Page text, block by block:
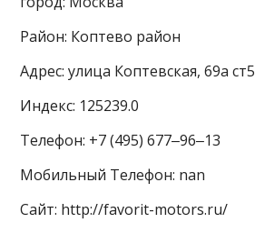
Район: Коптево район
Адрес: улица Коптевская, 69а ст5
Индекс: 125239.0
Телефон: +7 (495) 677‒96‒13
Мобильный Телефон: nan
Сайт: http://favorit-motors.ru/